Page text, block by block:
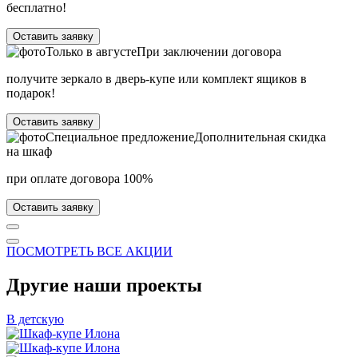
бесплатно!
Оставить заявку
Только в августеПри заключении договора
получите зеркало в дверь-купе или комплект ящиков в
подарок!
Оставить заявку
Специальное предложениеДополнительная скидка
на шкаф
при оплате договора 100%
Оставить заявку
ПОСМОТРЕТЬ ВСЕ АКЦИИ
Другие наши проекты
В детскую